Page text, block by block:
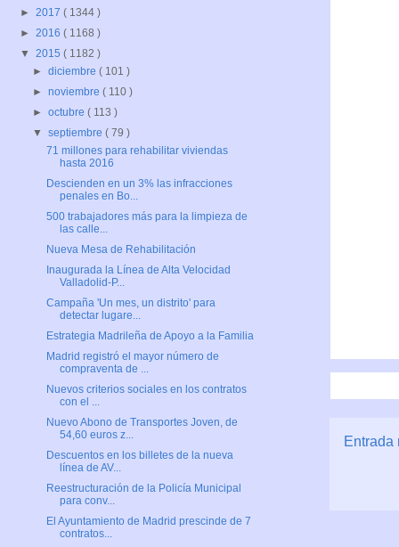
Entrada
► 2017 ( 1344 )
► 2016 ( 1168 )
▼ 2015 ( 1182 )
►diciembre( 101 )
►noviembre( 110 )
►octubre( 113 )
▼septiembre( 79 )
71 millones para rehabilitar viviendas
hasta 2016
Descienden en un 3% las infracciones
penales en Bo...
500 trabajadores más para la limpieza de
las calle...
Nueva Mesa de Rehabilitación
Inaugurada la Línea de Alta Velocidad
Valladolid-P...
Campaña 'Un mes, un distrito' para
detectar lugare...
Estrategia Madrileña de Apoyo a la Familia
Madrid registró el mayor número de
compraventa de ...
Nuevos criterios sociales en los contratos
con el ...
Nuevo Abono de Transportes Joven, de
54,60 euros z...
Descuentos en los billetes de la nueva
línea de AV...
Reestructuración de la Policía Municipal
para conv...
El Ayuntamiento de Madrid prescinde de 7
contratos...